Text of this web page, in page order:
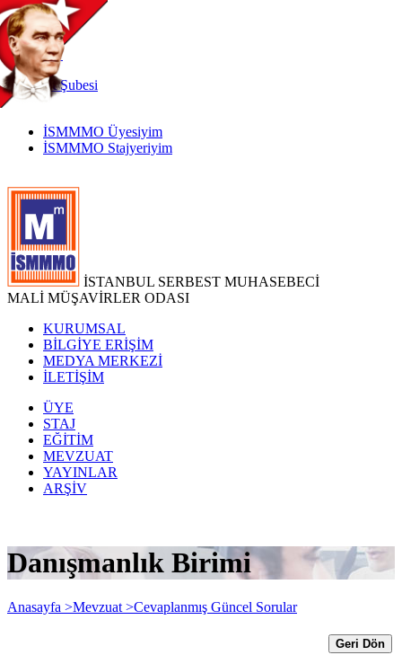
TR
|
EN
İnternetŞubesi
İSMMMO Üyesiyim
İSMMMO Stajyeriyim
İSTANBUL SERBEST MUHASEBECİ
MALİ MÜŞAVİRLER ODASI
KURUMSAL
BİLGİYE ERİŞİM
MEDYA MERKEZİ
İLETİŞİM
ÜYE
STAJ
EĞİTİM
MEVZUAT
YAYINLAR
ARŞİV
Danışmanlık Birimi
Anasayfa >Mevzuat >Cevaplanmış Güncel Sorular
Geri Dön